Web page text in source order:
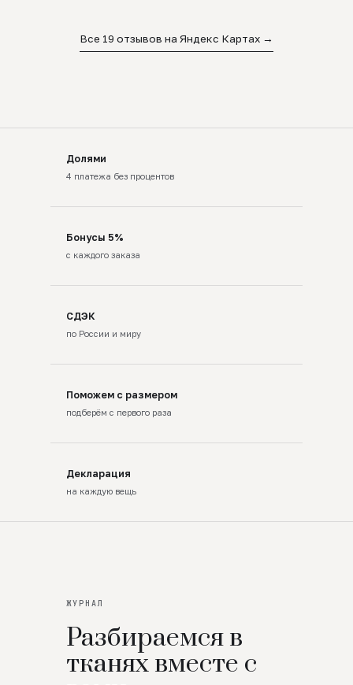
Все 19 отзывов на Яндекс Картах →
Долями
4 платежа без процентов
Бонусы 5%
с каждого заказа
СДЭК
по России и миру
Поможем с размером
подберём с первого раза
Декларация
на каждую вещь
ЖУРНАЛ
Разбираемся в
тканях вместе с